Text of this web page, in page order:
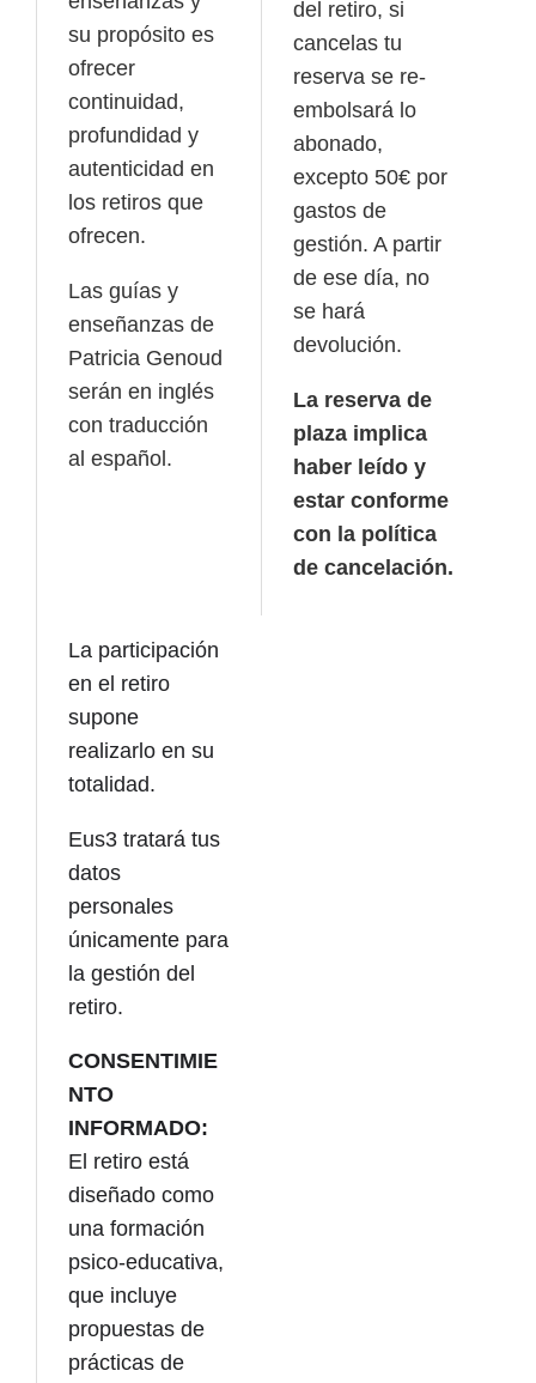
su propósito es
ofrecer
continuidad,
profundidad y
autenticidad en
los retiros que
ofrecen.
Las guías y
enseñanzas de
Patricia Genoud
serán en inglés
con traducción
al español.
del retiro, si
cancelas tu
reserva se re-
embolsará lo
abonado,
excepto 50€ por
gastos de
gestión. A partir
de ese día, no
se hará
devolución.
La reserva de
plaza implica
haber leído y
estar conforme
con la política
de cancelación.
La participación
en el retiro
supone
realizarlo en su
totalidad.
Eus3 tratará tus
datos
personales
únicamente para
la gestión del
retiro.
CONSENTIMIE
NTO
INFORMADO:
El retiro está
diseñado como
una formación
psico-educativa,
que incluye
propuestas de
prácticas de